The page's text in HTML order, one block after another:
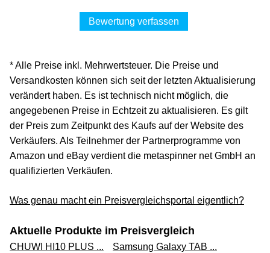
Bewertung verfassen
* Alle Preise inkl. Mehrwertsteuer. Die Preise und
Versandkosten können sich seit der letzten Aktualisierung
verändert haben. Es ist technisch nicht möglich, die
angegebenen Preise in Echtzeit zu aktualisieren. Es gilt
der Preis zum Zeitpunkt des Kaufs auf der Website des
Verkäufers. Als Teilnehmer der Partnerprogramme von
Amazon und eBay verdient die metaspinner net GmbH an
qualifizierten Verkäufen.
Was genau macht ein Preisvergleichsportal eigentlich?
Aktuelle Produkte im Preisvergleich
CHUWI HI10 PLUS ...
Samsung Galaxy TAB ...